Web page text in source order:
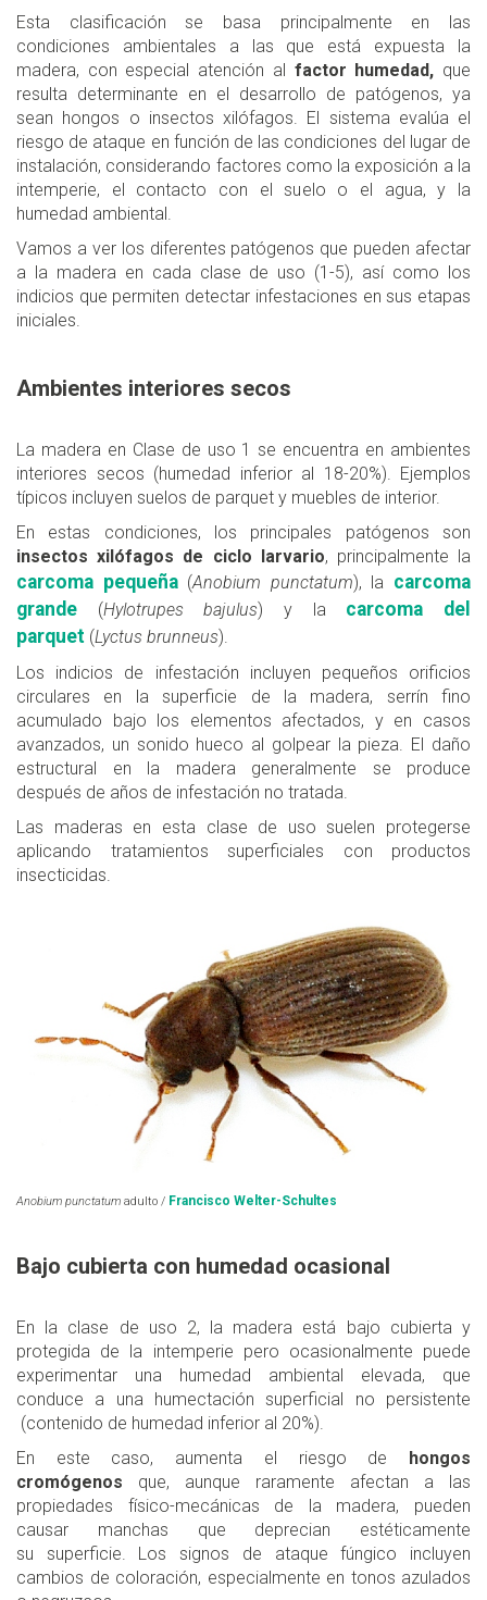
Esta clasificación se basa principalmente en las
condiciones ambientales a las que está expuesta la
madera, con especial atención al factor humedad, que
resulta determinante en el desarrollo de patógenos, ya
sean hongos o insectos xilófagos. El sistema evalúa el
riesgo de ataque en función de las condiciones del lugar de
instalación, considerando factores como la exposición a la
intemperie, el contacto con el suelo o el agua, y la
humedad ambiental.
Vamos a ver los diferentes patógenos que pueden afectar
a la madera en cada clase de uso (1-5), así como los
indicios que permiten detectar infestaciones en sus etapas
iniciales.
Ambientes interiores secos
La madera en Clase de uso 1 se encuentra en ambientes
interiores secos (humedad inferior al 18-20%). Ejemplos
típicos incluyen suelos de parquet y muebles de interior.
En estas condiciones, los principales patógenos son
insectos xilófagos de ciclo larvario, principalmente la
carcoma pequeña(Anobium punctatum), la carcoma
grande (Hylotrupes bajulus) y la carcoma del
parquet (Lyctus brunneus).
Los indicios de infestación incluyen pequeños orificios
circulares en la superficie de la madera, serrín fino
acumulado bajo los elementos afectados, y en casos
avanzados, un sonido hueco al golpear la pieza. El daño
estructural en la madera generalmente se produce
después de años de infestación no tratada.
Las maderas en esta clase de uso suelen protegerse
aplicando tratamientos superficiales con productos
insecticidas.
Anobium punctatum adulto / Francisco Welter-Schultes
Bajo cubierta con humedad ocasional
En la clase de uso 2, la madera está bajo cubierta y
protegida de la intemperie pero ocasionalmente puede
experimentar una humedad ambiental elevada, que
conduce a una humectación superficial no persistente
(contenido de humedad inferior al 20%).
En este caso, aumenta el riesgo de hongos
cromógenos que, aunque raramente afectan a las
propiedades físico-mecánicas de la madera, pueden
causar manchas que deprecian estéticamente
su superficie. Los signos de ataque fúngico incluyen
cambios de coloración, especialmente en tonos azulados